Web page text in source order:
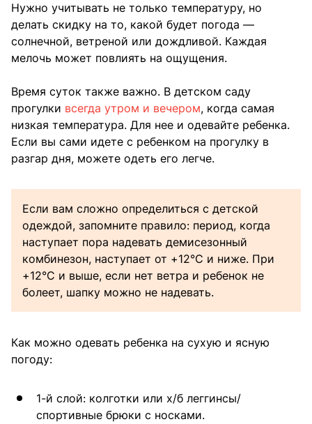
Нужно учитывать не только температуру, но
делать скидку на то, какой будет погода —
солнечной, ветреной или дождливой. Каждая
мелочь может повлиять на ощущения.
Время суток также важно. В детском саду
прогулки всегда утром и вечером, когда самая
низкая температура. Для нее и одевайте ребенка.
Если вы сами идете с ребенком на прогулку в
разгар дня, можете одеть его легче.
Если вам сложно определиться с детской
одеждой, запомните правило: период, когда
наступает пора надевать демисезонный
комбинезон, наступает от +12°C и ниже. При
+12°C и выше, если нет ветра и ребенок не
болеет, шапку можно не надевать.
Как можно одевать ребенка на сухую и ясную
погоду:
1-й слой: колготки или х/б леггинсы/
спортивные брюки с носками.